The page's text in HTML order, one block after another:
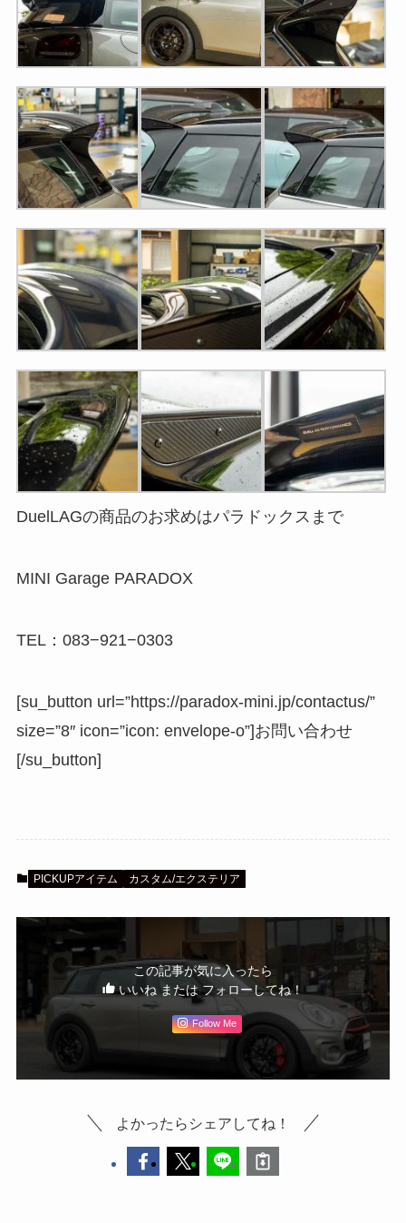
DuelLAGの商品のお求めはパラドックスまで
MINI Garage PARADOX
TEL：083−921−0303
[su_button url=”https://paradox-mini.jp/contactus/”
size=”8″ icon=”icon: envelope-o”]お問い合わせ
[/su_button]
PICKUPアイテム カスタム/エクステリア
この記事が気に入ったら
いいね または フォローしてね！
Follow Me
よかったらシェアしてね！